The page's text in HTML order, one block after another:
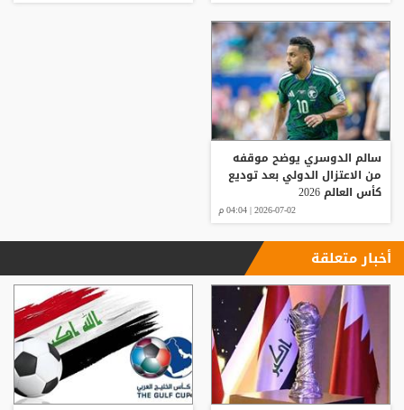
سالم الدوسري يوضح موقفه
من الاعتزال الدولي بعد توديع
كأس العالم 2026
2026-07-02 | 04:04 م
أخبار متعلقة